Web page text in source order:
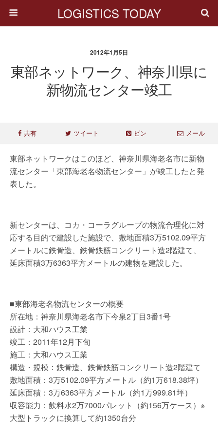
LOGISTICS TODAY
2012年1月5日
東部ネットワーク、神奈川県に
新物流センター竣工
共有 ツイート ピン メール
東部ネットワークはこのほど、神奈川県海老名市に新物
流センター「東部海老名物流センター」が竣工したと発
表した。
新センターは、コカ・コーラグループの物流合理化に対
応する目的で建設した施設で、敷地面積3万5102.09平方
メートルに鉄骨造、鉄骨鉄筋コンクリート造2階建て、
延床面積3万6363平方メートルの建物を建設した。
■東部海老名物流センターの概要
所在地：神奈川県海老名市下今泉2丁目3番1号
設計：大和ハウス工業
竣工：2011年12月下旬
施工：大和ハウス工業
構造・規模：鉄骨造、鉄骨鉄筋コンクリート造2階建て
敷地面積：3万5102.09平方メートル（約1万618.38坪）
延床面積：3万6363平方メートル（約1万999.81坪）
収容能力：飲料水2万7000パレット（約156万ケース）※
大型トラックに換算して約1350台分